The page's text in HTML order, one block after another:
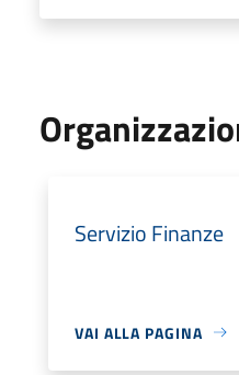
Servizio Finanze
VAI ALLA PAGINA